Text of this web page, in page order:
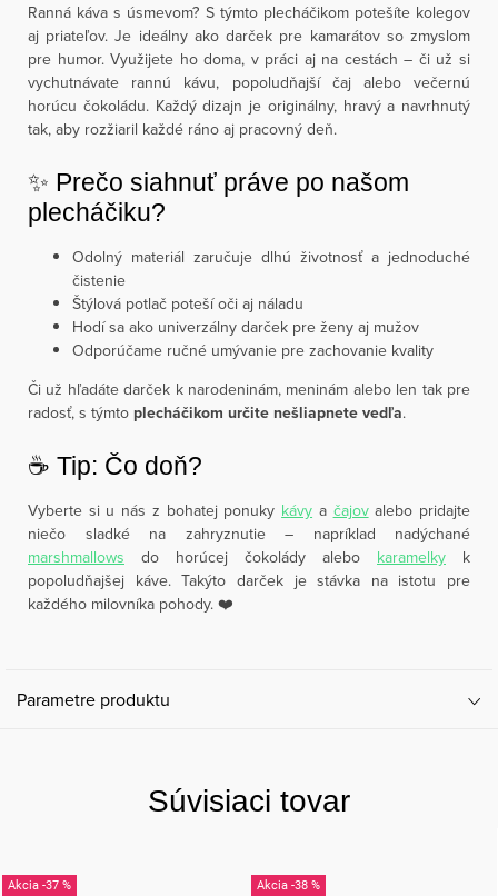
Ranná káva s úsmevom? S týmto plecháčikom potešíte kolegov
aj priateľov. Je ideálny ako darček pre kamarátov so zmyslom
pre humor. Využijete ho doma, v práci aj na cestách – či už si
vychutnávate rannú kávu, popoludňajší čaj alebo večernú
horúcu čokoládu. Každý dizajn je originálny, hravý a navrhnutý
tak, aby rozžiaril každé ráno aj pracovný deň.
✨ Prečo siahnuť práve po našom
plecháčiku?
Odolný materiál zaručuje dlhú životnosť a jednoduché
čistenie
Štýlová potlač poteší oči aj náladu
Hodí sa ako univerzálny darček pre ženy aj mužov
Odporúčame ručné umývanie pre zachovanie kvality
Či už hľadáte darček k narodeninám, meninám alebo len tak pre
radosť, s týmto plecháčikom určite nešliapnete vedľa.
☕️ Tip: Čo doň?
Vyberte si u nás z bohatej ponuky kávy a čajovalebo pridajte
niečo sladké na zahryznutie – napríklad nadýchané
marshmallows do horúcej čokolády alebo karamelky k
popoludňajšej káve. Takýto darček je stávka na istotu pre
každého milovníka pohody. ❤️
Parametre produktu
Súvisiaci tovar
-37 % -38 %